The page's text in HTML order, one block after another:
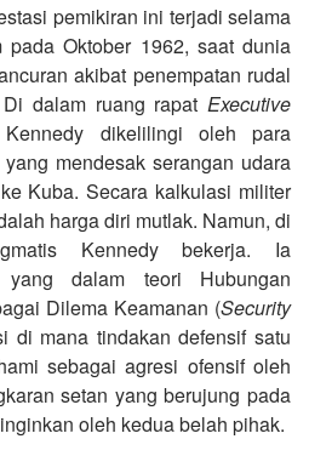
pemikiran ini terjadi selama
Oktober 1962, saat dunia
akibat penempatan rudal
dalam ruang rapat Executive
Kennedy dikelilingi oleh para
mendesak serangan udara
Kuba. Secara kalkulasi militer
harga diri mutlak. Namun, di
Kennedy bekerja. Ia
dalam teori Hubungan
Dilema Keamanan (Security
di mana tindakan defensif satu
sebagai agresi ofensif oleh
setan yang berujung pada
oleh kedua belah pihak.